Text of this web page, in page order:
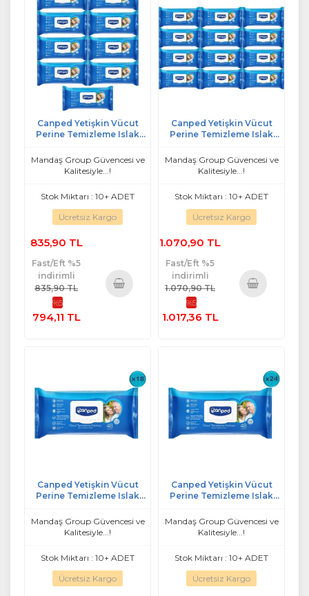
Canped Yetişkin Vücut
Perine Temizleme Islak
(9 Lu Set) Plastik Kapaklı
Mandaş Group Güvencesi ve
Kalitesiyle...!
Stok Miktarı : 10+ ADET
Ücretsiz Kargo
835,90 TL
Fast/Eft %5
indirimli
835,90 TL
%5
794,11 TL
Canped Yetişkin Vücut
Perine Temizleme Islak
(12 Li Set) Plastik Kapaklı
Mandaş Group Güvencesi ve
Kalitesiyle...!
Stok Miktarı : 10+ ADET
Ücretsiz Kargo
1.070,90 TL
Fast/Eft %5
indirimli
1.070,90 TL
%5
1.017,36 TL
Canped Yetişkin Vücut
Perine Temizleme Islak
(18 Li Set) Plastik Kapaklı
Mandaş Group Güvencesi ve
Kalitesiyle...!
Stok Miktarı : 10+ ADET
Ücretsiz Kargo
Canped Yetişkin Vücut
Perine Temizleme Islak
(24 Lü Set) Plastik Kapaklı
Mandaş Group Güvencesi ve
Kalitesiyle...!
Stok Miktarı : 10+ ADET
Ücretsiz Kargo